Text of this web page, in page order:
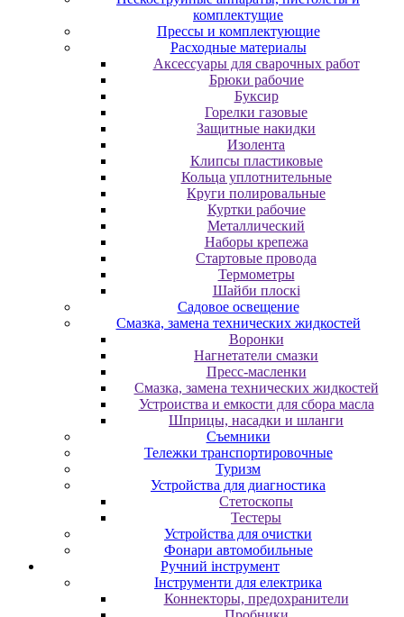
комплектущие
Прессы и комплектующие
Расходные материалы
Аксессуары для сварочных работ
Брюки рабочие
Буксир
Горелки газовые
Защитные накидки
Изолента
Клипсы пластиковые
Кольца уплотнительные
Круги полировальные
Куртки рабочие
Металлический
Наборы крепежа
Стартовые провода
Термометры
Шайби плоскі
Садовое освещение
Смазка, замена технических жидкостей
Воронки
Нагнетатели смазки
Пресс-масленки
Смазка, замена технических жидкостей
Устроиства и емкости для сбора масла
Шприцы, насадки и шланги
Съемники
Тележки транспортировочные
Туризм
Устройства для диагностика
Стетоскопы
Тестеры
Устройства для очистки
Фонари автомобильные
Ручний інструмент
Інструменти для електрика
Коннекторы, предохранители